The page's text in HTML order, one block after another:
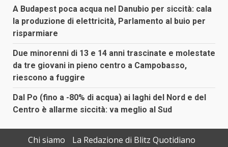
A Budapest poca acqua nel Danubio per siccità: cala
la produzione di elettricità, Parlamento al buio per
risparmiare
Due minorenni di 13 e 14 anni trascinate e molestate
da tre giovani in pieno centro a Campobasso,
riescono a fuggire
Dal Po (fino a -80% di acqua) ai laghi del Nord e del
Centro è allarme siccità: va meglio al Sud
Chi siamo
La Redazione di Blitz Quotidiano